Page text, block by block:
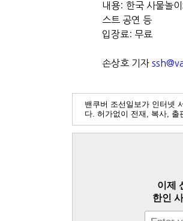
내용: 한국 사물놀
스트 공연 등
입장료 : 무료
손상호 기자
밴쿠버 조선일보가 인터넷
다. 허가없이 전재, 복사, 출
이제
한인